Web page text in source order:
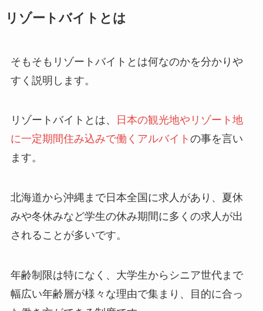
リゾートバイトとは
そもそもリゾートバイトとは何なのかを分かりや
すく説明します。
リゾートバイトとは、
日本の観光地やリゾート地
に一定期間住み込みで働くアルバイト の事を言い
ます。
北海道から沖縄まで日本全国に求人があり、夏休
みや冬休みなど学生の休み期間に多くの求人が出
されることが多いです。
年齢制限は特になく、大学生からシニア世代まで
幅広い年齢層が様々な理由で集まり、目的に合っ